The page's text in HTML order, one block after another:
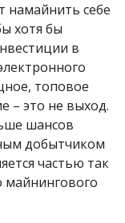
намайнить себе
хотя бы
в
топовое
– это не выход.
шансов
добытчиком
частью так
майнингового